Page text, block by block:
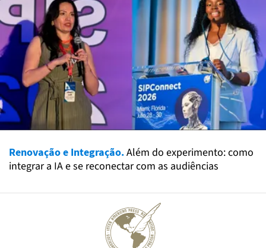
Renovação e Integração.Além do experimento: como
integrar a IA e se reconectar com as audiências